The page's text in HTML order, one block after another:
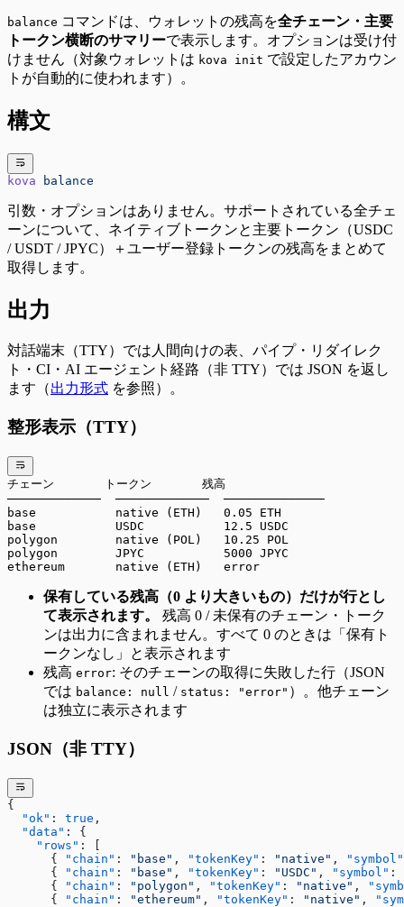
balance コマンドは、ウォレットの残高を全チェーン・主要
トークン横断のサマリーで表示します。オプションは受け付
けません（対象ウォレットは kova init で設定したアカウン
トが自動的に使われます）。
構文
kova balance
引数・オプションはありません。サポートされている全チェ
ーンについて、ネイティブトークンと主要トークン（USDC
/ USDT / JPYC）＋ユーザー登録トークンの残高をまとめて
取得します。
出力
対話端末（TTY）では人間向けの表、パイプ・リダイレク
ト・CI・AI エージェント経路（非 TTY）では JSON を返し
ます（出力形式 を参照）。
整形表示（TTY）
チェーン       トークン       残高
─────────────  ─────────────  ──────────────
base           native (ETH)   0.05 ETH
base           USDC           12.5 USDC
polygon        native (POL)   10.25 POL
polygon        JPYC           5000 JPYC
ethereum       native (ETH)   error
保有している残高（0 より大きいもの）だけが行とし
て表示されます。
残高 0 / 未保有のチェーン・トーク
ンは出力に含まれません。すべて 0 のときは「保有ト
ークンなし」と表示されます
残高 error: そのチェーンの取得に失敗した行（JSON
では balance: null / status: "error" ）。他チェーン
は独立に表示されます
JSON（非 TTY）
{
  "ok"
: true ,
  "data"
: {
    "rows"
: [
      {
"chain" : "base" , "tokenKey" : "native" ,
"symbol"
      {
"chain" : "base" , "tokenKey" : "USDC" , "symbol" :
      {
"chain" : "polygon" , "tokenKey" : "native" ,
      {
"chain" : "ethereum" , "tokenKey" : "native" ,